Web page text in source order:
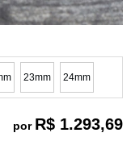
23mm 24mm
por R$ 1.293,69